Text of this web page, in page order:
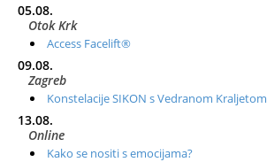
05.08.
Otok Krk
Access Facelift®
09.08.
Zagreb
Konstelacije SIKON s Vedranom Kraljetom
13.08.
Online
Kako se nositi s emocijama?